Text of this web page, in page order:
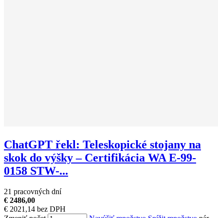
ChatGPT řekl: Teleskopické stojany na
skok do výšky – Certifikácia WA E-99-
0158 STW-...
21 pracovných dní
€ 2486,00
€ 2021,14 bez DPH